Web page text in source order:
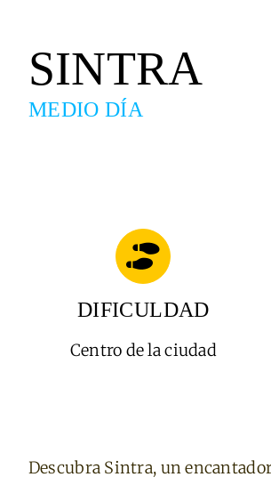
SINTRA
MEDIO DÍA
DIFICULDAD
Centro de la ciudad
Descubra Sintra, un